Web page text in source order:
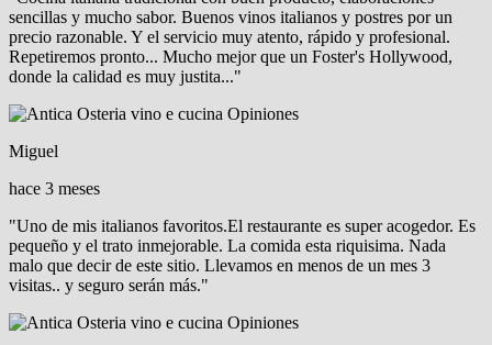
sencillas y mucho sabor. Buenos vinos italianos y postres por un
precio razonable. Y el servicio muy atento, rápido y profesional.
Repetiremos pronto... Mucho mejor que un Foster's Hollywood,
donde la calidad es muy justita..."
Miguel
hace 3 meses
"Uno de mis italianos favoritos.El restaurante es super acogedor. Es
pequeño y el trato inmejorable. La comida esta riquisima. Nada
malo que decir de este sitio. Llevamos en menos de un mes 3
visitas.. y seguro serán más."